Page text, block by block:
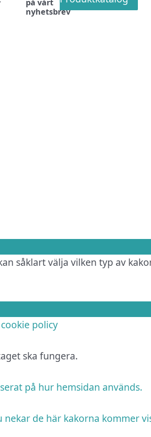
på vårt
nyhetsbrev
såklart välja vilken typ av
policy
ska fungera.
på hur hemsidan används.
de här kakorna kommer